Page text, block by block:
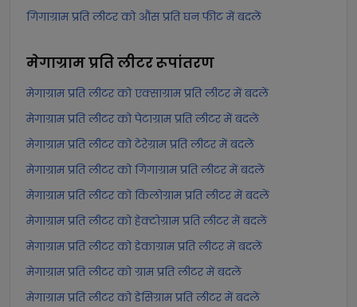
गिगाग्राम प्रति लीटर को औंस प्रति घन फीट में बदलें
मेगाग्राम प्रति लीटररूपांतरण
मेगाग्राम प्रति लीटर को एक्साग्राम प्रति लीटर में बदलें
मेगाग्राम प्रति लीटर को पेटाग्राम प्रति लीटर में बदलें
मेगाग्राम प्रति लीटर को टेरेग्राम प्रति लीटर में बदलें
मेगाग्राम प्रति लीटर को गिगाग्राम प्रति लीटर में बदलें
मेगाग्राम प्रति लीटर को किलोग्राम प्रति लीटर में बदलें
मेगाग्राम प्रति लीटर को हेक्टोग्राम प्रति लीटर में बदलें
मेगाग्राम प्रति लीटर को डेकाग्राम प्रति लीटर में बदलें
मेगाग्राम प्रति लीटर को ग्राम प्रति लीटर में बदलें
मेगाग्राम प्रति लीटर को डेसिग्राम प्रति लीटर में बदलें